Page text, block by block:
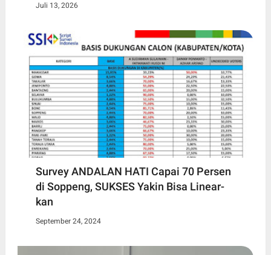
Juli 13, 2026
Survey ANDALAN HATI Capai 70 Persen
di Soppeng, SUKSES Yakin Bisa Linear-
kan
September 24, 2024